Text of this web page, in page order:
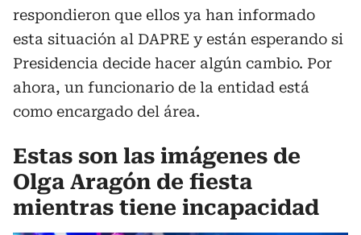
respondieron que ellos ya han informado
esta situación al DAPRE y están esperando si
Presidencia decide hacer algún cambio. Por
ahora, un funcionario de la entidad está
como encargado del área.
Estas son las imágenes de
Olga Aragón de fiesta
mientras tiene incapacidad